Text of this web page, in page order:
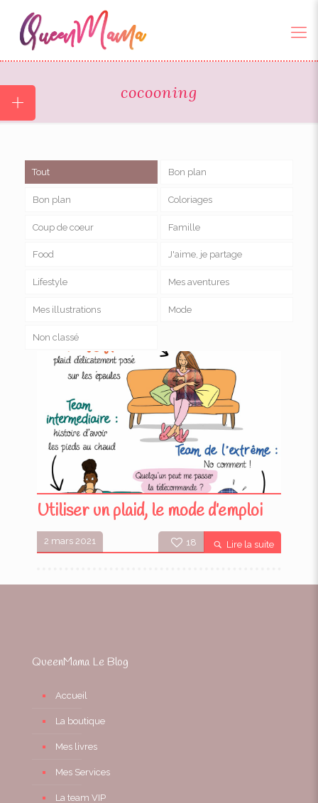
cocooning
Tout Bon plan
Bon plan Coloriages
Coup de coeur Famille
Food J'aime, je partage
Lifestyle Mes aventures
Mes illustrations Mode
Non classé
2 mars 2021
Utiliser un plaid, le mode d’emploi
18 Lire la suite
QueenMama Le Blog
Accueil
La boutique
Mes livres
Mes Services
La team VIP